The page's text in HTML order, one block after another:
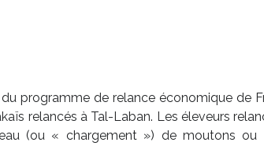
du programme de relance économique de
relancés à Tal-Laban. Les éleveurs
(ou « chargement ») de moutons